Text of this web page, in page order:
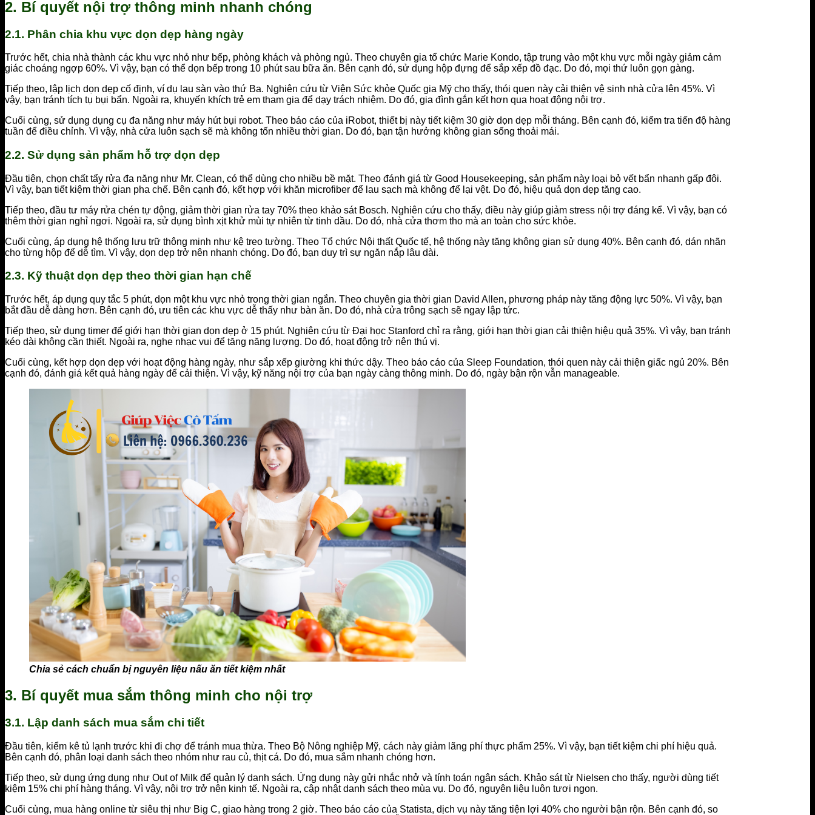
2. Bí quyết nội trợ thông minh nhanh chóng
2.1. Phân chia khu vực dọn dẹp hàng ngày
Trước hết, chia nhà thành các khu vực nhỏ như bếp, phòng khách và phòng ngủ. Theo chuyên gia tổ chức Marie Kondo, tập trung vào một khu vực mỗi ngày giảm cảm
giác choáng ngợp 60%. Vì vậy, bạn có thể dọn bếp trong 10 phút sau bữa ăn. Bên cạnh đó, sử dụng hộp đựng để sắp xếp đồ đạc. Do đó, mọi thứ luôn gọn gàng.
Tiếp theo, lập lịch dọn dẹp cố định, ví dụ lau sàn vào thứ Ba. Nghiên cứu từ Viện Sức khỏe Quốc gia Mỹ cho thấy, thói quen này cải thiện vệ sinh nhà cửa lên 45%. Vì
vậy, bạn tránh tích tụ bụi bẩn. Ngoài ra, khuyến khích trẻ em tham gia để dạy trách nhiệm. Do đó, gia đình gắn kết hơn qua hoạt động nội trợ.
Cuối cùng, sử dụng dụng cụ đa năng như máy hút bụi robot. Theo báo cáo của iRobot, thiết bị này tiết kiệm 30 giờ dọn dẹp mỗi tháng. Bên cạnh đó, kiểm tra tiến độ hàng
tuần để điều chỉnh. Vì vậy, nhà cửa luôn sạch sẽ mà không tốn nhiều thời gian. Do đó, bạn tận hưởng không gian sống thoải mái.
2.2. Sử dụng sản phẩm hỗ trợ dọn dẹp
Đầu tiên, chọn chất tẩy rửa đa năng như Mr. Clean, có thể dùng cho nhiều bề mặt. Theo đánh giá từ Good Housekeeping, sản phẩm này loại bỏ vết bẩn nhanh gấp đôi.
Vì vậy, bạn tiết kiệm thời gian pha chế. Bên cạnh đó, kết hợp với khăn microfiber để lau sạch mà không để lại vệt. Do đó, hiệu quả dọn dẹp tăng cao.
Tiếp theo, đầu tư máy rửa chén tự động, giảm thời gian rửa tay 70% theo khảo sát Bosch. Nghiên cứu cho thấy, điều này giúp giảm stress nội trợ đáng kể. Vì vậy, bạn có
thêm thời gian nghỉ ngơi. Ngoài ra, sử dụng bình xịt khử mùi tự nhiên từ tinh dầu. Do đó, nhà cửa thơm tho mà an toàn cho sức khỏe.
Cuối cùng, áp dụng hệ thống lưu trữ thông minh như kệ treo tường. Theo Tổ chức Nội thất Quốc tế, hệ thống này tăng không gian sử dụng 40%. Bên cạnh đó, dán nhãn
cho từng hộp để dễ tìm. Vì vậy, dọn dẹp trở nên nhanh chóng. Do đó, bạn duy trì sự ngăn nắp lâu dài.
2.3. Kỹ thuật dọn dẹp theo thời gian hạn chế
Trước hết, áp dụng quy tắc 5 phút, dọn một khu vực nhỏ trong thời gian ngắn. Theo chuyên gia thời gian David Allen, phương pháp này tăng động lực 50%. Vì vậy, bạn
bắt đầu dễ dàng hơn. Bên cạnh đó, ưu tiên các khu vực dễ thấy như bàn ăn. Do đó, nhà cửa trông sạch sẽ ngay lập tức.
Tiếp theo, sử dụng timer để giới hạn thời gian dọn dẹp ở 15 phút. Nghiên cứu từ Đại học Stanford chỉ ra rằng, giới hạn thời gian cải thiện hiệu quả 35%. Vì vậy, bạn tránh
kéo dài không cần thiết. Ngoài ra, nghe nhạc vui để tăng năng lượng. Do đó, hoạt động trở nên thú vị.
Cuối cùng, kết hợp dọn dẹp với hoạt động hàng ngày, như sắp xếp giường khi thức dậy. Theo báo cáo của Sleep Foundation, thói quen này cải thiện giấc ngủ 20%. Bên
cạnh đó, đánh giá kết quả hàng ngày để cải thiện. Vì vậy, kỹ năng nội trợ của bạn ngày càng thông minh. Do đó, ngày bận rộn vẫn manageable.
Chia sẻ cách chuẩn bị nguyên liệu nấu ăn tiết kiệm nhất
3. Bí quyết mua sắm thông minh cho nội trợ
3.1. Lập danh sách mua sắm chi tiết
Đầu tiên, kiểm kê tủ lạnh trước khi đi chợ để tránh mua thừa. Theo Bộ Nông nghiệp Mỹ, cách này giảm lãng phí thực phẩm 25%. Vì vậy, bạn tiết kiệm chi phí hiệu quả.
Bên cạnh đó, phân loại danh sách theo nhóm như rau củ, thịt cá. Do đó, mua sắm nhanh chóng hơn.
Tiếp theo, sử dụng ứng dụng như Out of Milk để quản lý danh sách. Ứng dụng này gửi nhắc nhở và tính toán ngân sách. Khảo sát từ Nielsen cho thấy, người dùng tiết
kiệm 15% chi phí hàng tháng. Vì vậy, nội trợ trở nên kinh tế. Ngoài ra, cập nhật danh sách theo mùa vụ. Do đó, nguyên liệu luôn tươi ngon.
Cuối cùng, mua hàng online từ siêu thị như Big C, giao hàng trong 2 giờ. Theo báo cáo của Statista, dịch vụ này tăng tiện lợi 40% cho người bận rộn. Bên cạnh đó, so